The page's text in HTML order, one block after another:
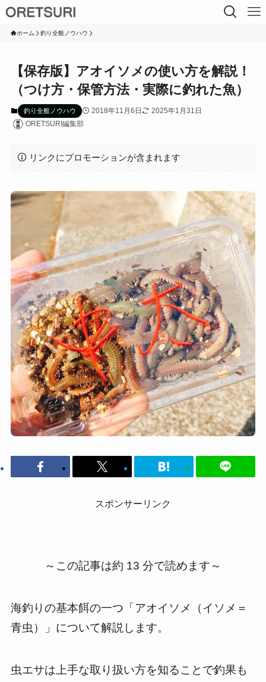
ホーム 釣り全般ノウハウ
【保存版】アオイソメの使い方を解説！
（つけ方・保管方法・実際に釣れた魚）
釣り全般ノウハウ 2018年11月6日
2025年1月31日
ORETSURI編集部
リンクにプロモーションが含まれます
スポンサーリンク
～この記事は約 13 分で読めます～
海釣りの基本餌の一つ「アオイソメ（イソメ＝
青虫）」について解説します。
虫エサは上手な取り扱い方を知ることで釣果も